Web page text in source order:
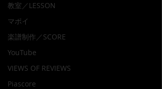
教室／LESSON
マポイ
楽譜制作／SCORE
YouTube
VIEWS OF REVIEWS
Piascore